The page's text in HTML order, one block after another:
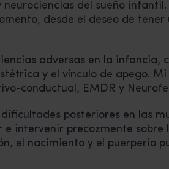
del sueño infantil.
desde el deseo de tener
adversas en la infancia,
y el vínculo de apego.
conductual, EMDR y
posteriores en las
intervenir precozmente sobre
el nacimiento y el puerperio